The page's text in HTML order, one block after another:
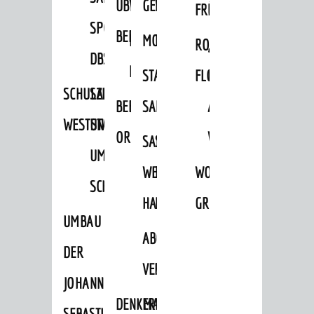
SPORTHALLE
DBS
SCHULZENTRUM
WESTSTADT
SANIERUNG-
UND
UMBAUMASSNAHME S
CHLOSS
UMBAU
DER
JOHANN-
ÜBER
BEBAUUNGSPLÄNE
VERFAHREN
BEBAUUNGSPLÄNE
KERNSTADT
BEBAUUNGSPLÄNE
ORTSTEILE
EINZELHANDELSKONZEPT
MOBILFUNKKONZEPT
LÄRMAKTIONSPLAN
STADTERNEUERUNG/-
SANIERUNG
SANIERUNG
WESTLICH
HAUPTBAHNHOF
SANIERUNGSGEBIET
HILDEBRANDSCHE
MÜHLE
ABGESCHLOSSENE
VERFAHREN
DENKMALSCHUTZ
ERHALTUNGSSATZUNGEN
FRÜHLING
HERBST
RODENSTEINER
FLOHMARKT
„WOINEM
LIVE“
AM
WINDECKPLATZ
WOCHENMARKT
GROOVE